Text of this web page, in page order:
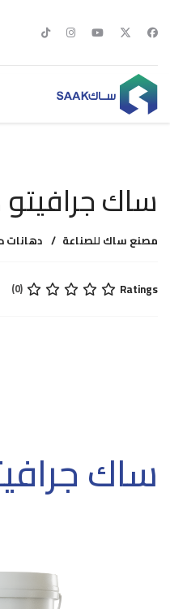
ساك
مصنع ساك للصناعة دهانات
Ratings
(0)
ساك